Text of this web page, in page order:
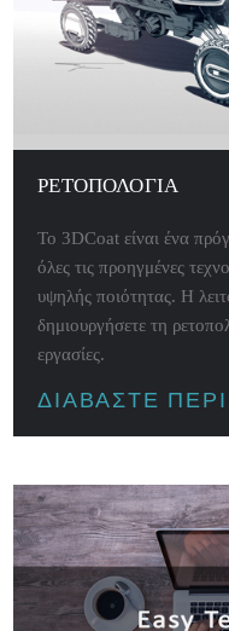
ΡΕΤΟΠΟΛΟΓΊΑ
Το 3DCoat είναι ένα
όλες τις προηγμένες
υψηλής ποιότητας. Η
δημιουργήσετε τη
εργασίες.
ΔΙΑΒΆΣΤΕ